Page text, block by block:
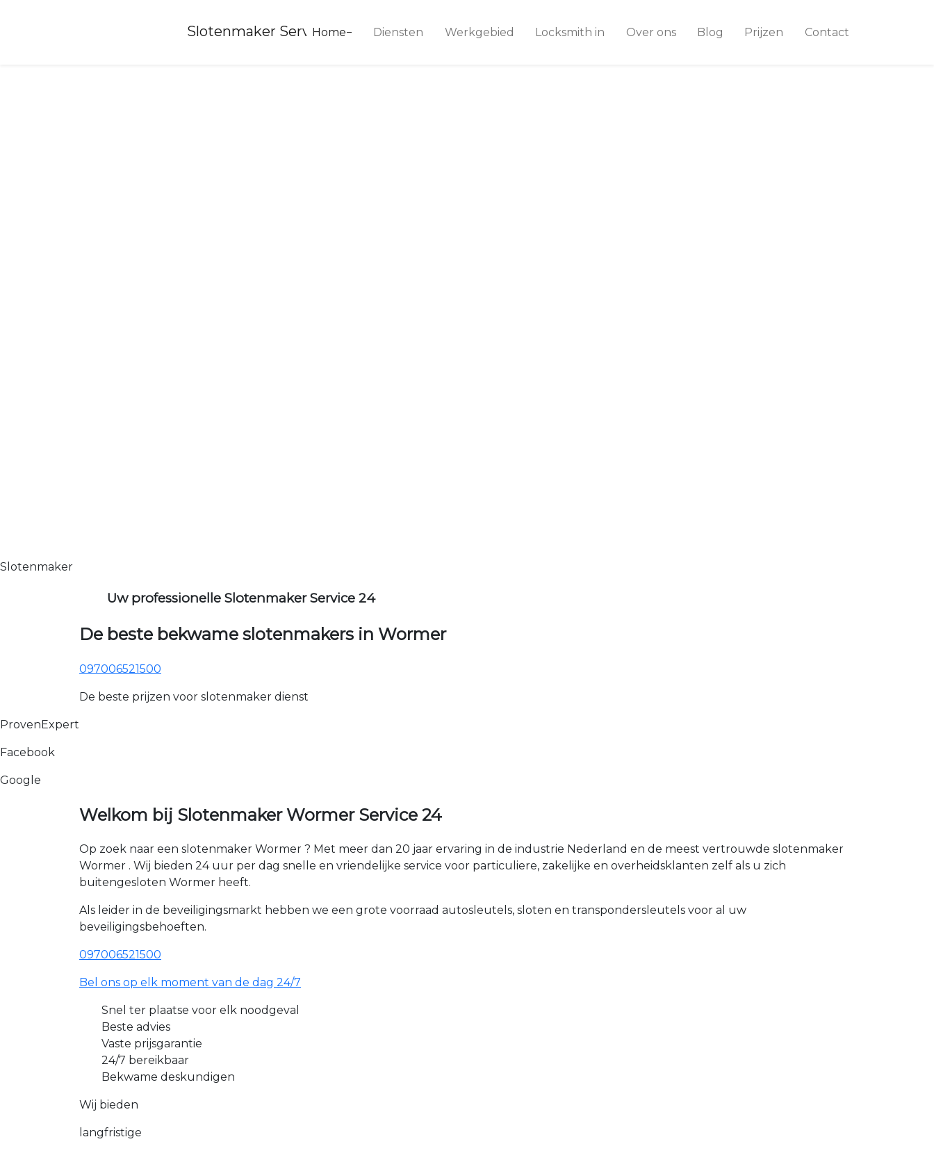
Slotenmaker Service 24
Home Diensten Werkgebied Locksmith in Over ons Blog Prijzen Contact
Slotenmaker
Uw professionelle Slotenmaker Service 24
De beste bekwame slotenmakers in Wormer
097006521500
De beste prijzen voor slotenmaker dienst
ProvenExpert
Facebook
Google
Welkom bij Slotenmaker Wormer Service 24
Op zoek naar een slotenmaker Wormer ? Met meer dan 20 jaar ervaring in de industrie Nederland en de meest vertrouwde slotenmaker
Wormer . Wij bieden 24 uur per dag snelle en vriendelijke service voor particuliere, zakelijke en overheidsklanten zelf als u zich
buitengesloten Wormer heeft.
Als leider in de beveiligingsmarkt hebben we een grote voorraad autosleutels, sloten en transpondersleutels voor al uw
beveiligingsbehoeften.
097006521500
Bel ons op elk moment van de dag 24/7
Snel ter plaatse voor elk noodgeval
Beste advies
Vaste prijsgarantie
24/7 bereikbaar
Bekwame deskundigen
Wij bieden
langfristige